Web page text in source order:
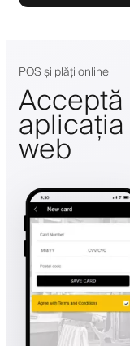
POS și plăți online
web